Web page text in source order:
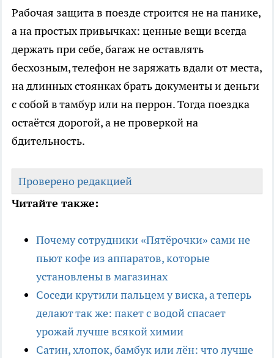
Рабочая защита в поезде строится не на панике,
а на простых привычках: ценные вещи всегда
держать при себе, багаж не оставлять
бесхозным, телефон не заряжать вдали от места,
на длинных стоянках брать документы и деньги
с собой в тамбур или на перрон. Тогда поездка
остаётся дорогой, а не проверкой на
бдительность.
Проверено редакцией
Читайте также:
Почему сотрудники «Пятёрочки» сами не
пьют кофе из аппаратов, которые
установлены в магазинах
Соседи крутили пальцем у виска, а теперь
делают так же: пакет с водой спасает
урожай лучше всякой химии
Сатин, хлопок, бамбук или лён: что лучше